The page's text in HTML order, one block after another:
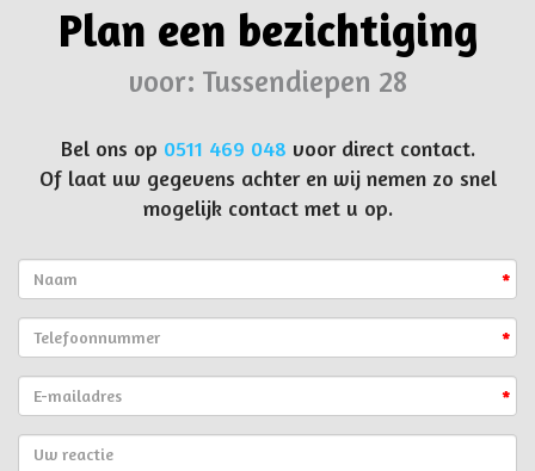
Plan een bezichtiging
voor: Tussendiepen 28
Bel ons op 0511 469 048 voor direct contact.
Of laat uw gegevens achter en wij nemen zo snel
mogelijk contact met u op.
*
*
*